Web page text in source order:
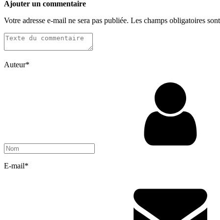
Ajouter un commentaire
Votre adresse e-mail ne sera pas publiée. Les champs obligatoires
Auteur*
E-mail*